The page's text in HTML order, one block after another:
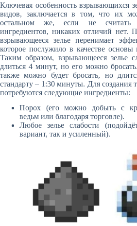
Ключевая особенность взрывающихся
видов, заключается в том, что их
остальном же, если не считать
ингредиентов, никаких отличий нет.
взрывающееся зелье перенимает
которое послужило в качестве основы
Таким образом, взрывающееся зелье
длиться 4 минут, но его можно
также можно будет бросать, но
стандарту – 1:30 минуты. Для создания
потребуются следующие ингредиенты:
Порох (его можно добыть с
ведьм или благодаря торговле).
Любое зелье слабости
вариант, так и усиленный).